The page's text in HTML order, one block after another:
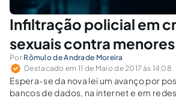
Infiltração policial em
sexuais contra menores
Por Rômulo de Andrade Moreira
Destacado em 11 de Maio de 2017 às 14:08
Espera-se da nova lei um avanço por
bancos de dados, na internet e em